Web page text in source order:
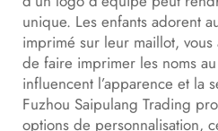
unique. Les enfants adorent
imprimé sur leur maillot,
de faire imprimer les noms
influencent l’apparence et la
Fuzhou Saipulang Trading
options de personnalisation,